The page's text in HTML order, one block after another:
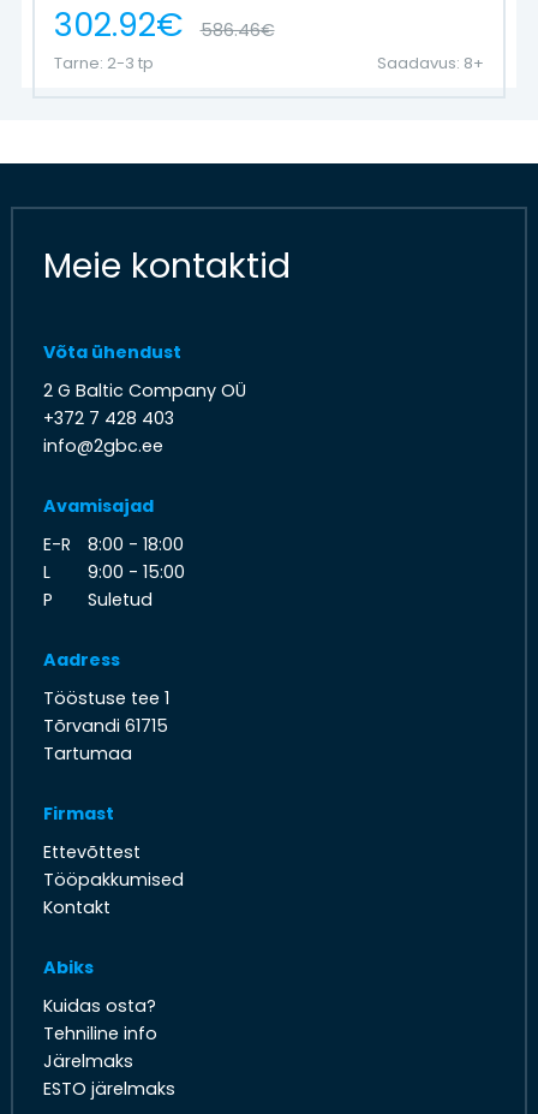
302.92€ 586.46€
Tarne: 2-3 tp Saadavus: 8+
Meie kontaktid
Võta ühendust
2 G Baltic Company OÜ
+372 7 428 403
info@2gbc.ee
Avamisajad
E-R
8:00 - 18:00
L
9:00 - 15:00
P
Suletud
Aadress
Tööstuse tee 1
Tõrvandi 61715
Tartumaa
Firmast
Ettevõttest
Tööpakkumised
Kontakt
Abiks
Kuidas osta?
Tehniline info
Järelmaks
ESTO järelmaks